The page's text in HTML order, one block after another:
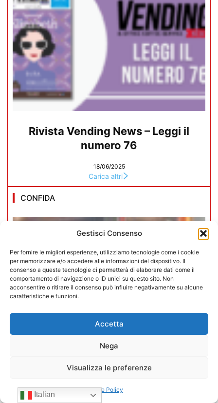
Gestisci Consenso
Per fornire le migliori esperienze, utilizziamo tecnologie come i cookie
per memorizzare e/o accedere alle informazioni del dispositivo. Il
consenso a queste tecnologie ci permetterà di elaborare dati come il
comportamento di navigazione o ID unici su questo sito. Non
acconsentire o ritirare il consenso può influire negativamente su alcune
caratteristiche e funzioni.
Accetta
Nega
Visualizza le preferenze
Cookie Policy
Rivista Vending News – Leggi il
numero 76
18/06/2025
Carica altri
CONFIDA
Iperammortamento 5.0. CONFIDA
apre uno sportello dedicato per gli
associati
Italian